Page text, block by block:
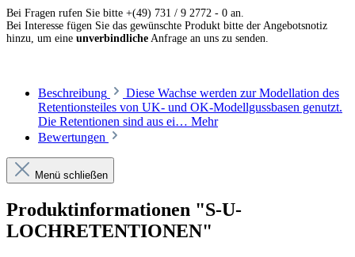
Bei Fragen rufen Sie bitte +(49) 731 / 9 2772 - 0 an.
Bei Interesse fügen Sie das gewünschte Produkt bitte der Angebotsnotiz
hinzu, um eine unverbindliche Anfrage an uns zu senden.
Beschreibung
Diese Wachse werden zur Modellation des
Retentionsteiles von UK- und OK-Modellgussbasen genutzt.
Die Retentionen sind aus ei… Mehr
Bewertungen
Menü schließen
Produktinformationen "S-U-
LOCHRETENTIONEN"